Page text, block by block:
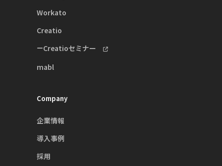
Workato
Creatio
Creatioセミナー
mabl
Company
企業情報
導入事例
採用